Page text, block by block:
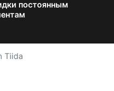
постоянным
Tiida